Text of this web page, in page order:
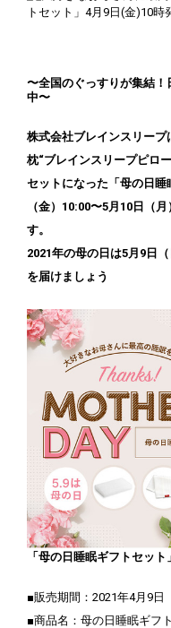
〜全国のぐっすりが集結
中〜
株式会社ブレインスリー
枕“ブレインスリープピロ
セットになった「母の日睡
（金）10:00〜5月10日（
す。
2021年の母の日は5月9日
を届けましょう
「母の日睡眠ギフトセット
■販売期間：2021年4月9日
■商品名：母の日睡眠ギフ